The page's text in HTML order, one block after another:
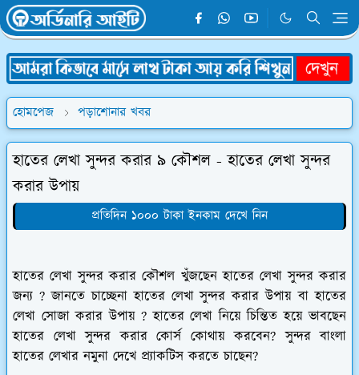
হোমপেজ পড়াশোনার খবর
হাতের লেখা সুন্দর করার ৯ কৌশল - হাতের লেখা সুন্দর
করার উপায়
প্রতিদিন ১০০০ টাকা ইনকাম দেখে নিন
হাতের লেখা সুন্দর করার কৌশল খুঁজছেন হাতের লেখা সুন্দর করার
জন্য ? জানতে চাচ্ছেনা হাতের লেখা সুন্দর করার উপায় বা হাতের
লেখা সোজা করার উপায় ? হাতের লেখা নিয়ে চিন্তিত হয়ে ভাবছেন
হাতের লেখা সুন্দর করার কোর্স কোথায় করবেন? সুন্দর বাংলা
হাতের লেখার নমুনা দেখে প্র্যাকটিস করতে চাছেন?